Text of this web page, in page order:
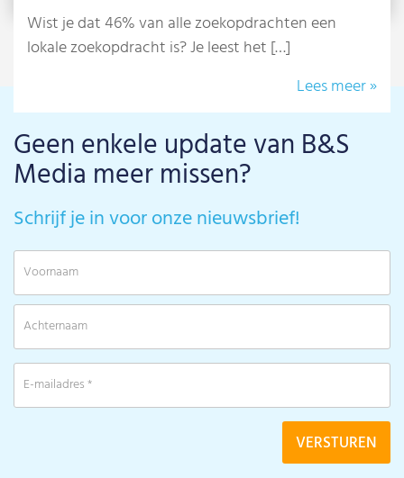
Wist je dat 46% van alle zoekopdrachten een
lokale zoekopdracht is? Je leest het […]
Lees meer »
Geen enkele update van B&S
Media meer missen?
Schrijf je in voor onze nieuwsbrief!